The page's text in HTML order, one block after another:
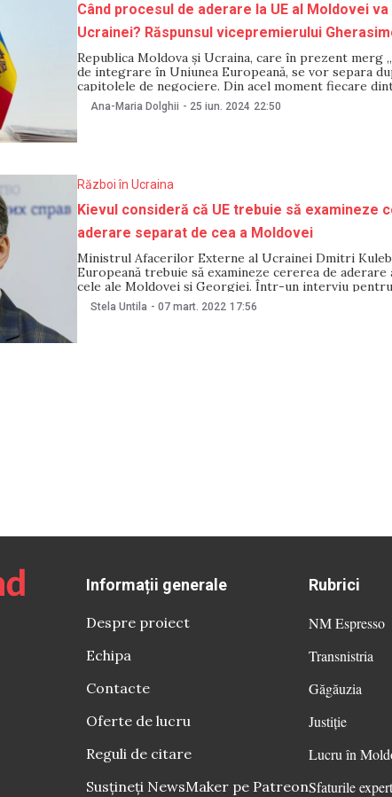
Când procesul de aderare la UE al Moldovei
Ucrainei? Răspunsul vicepremierului
Republica Moldova și Ucraina, care în prezent merg
de integrare în Uniunea Europeană, se vor separa
capitolele de negociere. Din acel moment fiecare
parcurge drumul spre aderarea la UE „cu pasul său”.
făcute
Ana-Maria Dolghii - 25 iun. 2024 22:50
Război în Ucraina
Kievul consideră că UE trebuie să examineze
aderare separat de cea a Moldovei
Ministrul Afacerilor Externe al Ucrainei Dmitri
Europeană trebuie să examineze cererea de aderare
cele ale Moldovei și Georgiei. Într-un interviu pentru
publicat pe 7 martie, diplomatul a declarat că
arată drept „o tentativă de a agăța
Stela Untila - 07 mart. 2022 17:56
Informații generale
Despre proiect
Echipa
Contacte
Oferte de lucru
Reguli de citare
Susțineți NewsMaker pe Patreon
Rubrici
NM Espresso
Transnistria
Găgăuzia
Justiție
Lucru în
Sfaturile